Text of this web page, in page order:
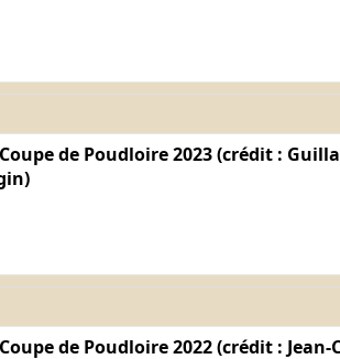
de Poudloire 2023 (crédit :
de Poudloire 2022 (crédit : Jean-